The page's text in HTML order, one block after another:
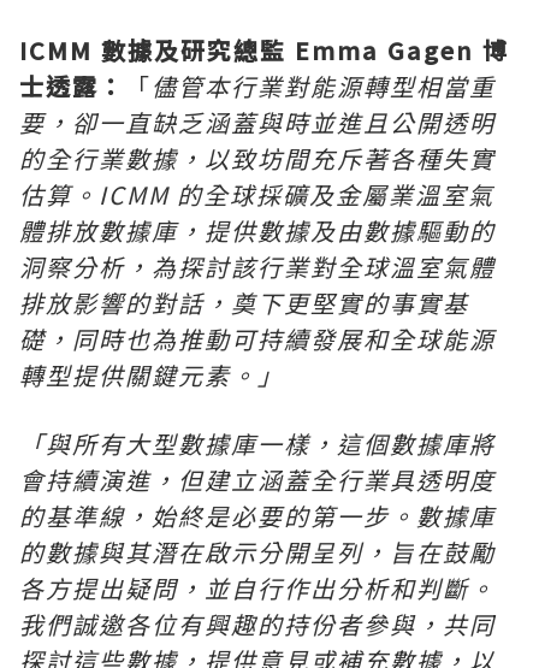
ICMM 數據及研究總監 Emma Gagen 博
士透露：
「儘管本行業對能源轉型相當重
要，卻一直缺乏涵蓋與時並進且公開透明
的全行業數據， 以致坊間充斥著各種失實
估算。ICMM 的全球採礦及金屬業溫室氣
體排放數據庫，提供數據及由數據驅動的
洞察分析，為探討該行業對全球溫室氣體
排放影響的對話，奠下更堅實的事實基
礎，同時也為推動可持續發展和全球能源
轉型提供關鍵元素。」
「與所有大型數據庫一樣，這個數據庫將
會持續演進，但建立涵蓋全行業具透明度
的基準線，始終是必要的第一步。數據庫
的數據與其潛在啟示分開呈列，旨在鼓勵
各方提出疑問，並自行作出分析和判斷。
我們誠邀各位有興趣的持份者參與，共同
探討這些數據， 提供意見或補充數據，以